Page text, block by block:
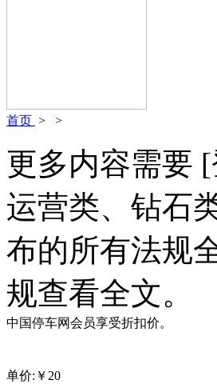
首页 > >
更多内容需要
运营类、钻石
布的所有法规
规查看全文。
中国停车网会员享受折扣价。
单价:￥ 20